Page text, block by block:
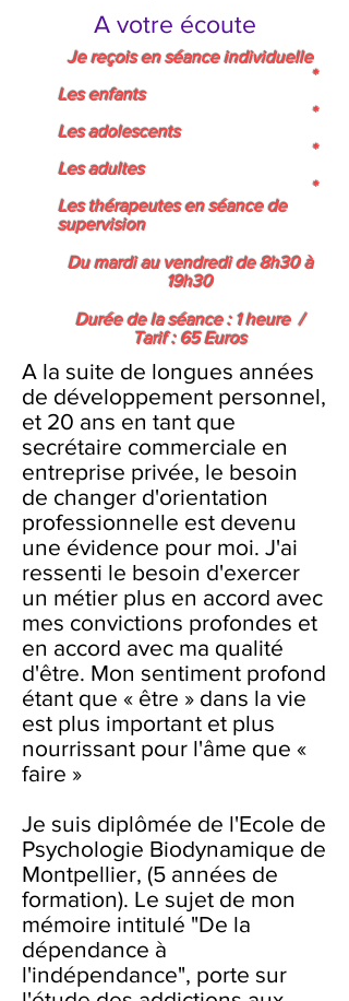
A votre écoute
Je reçois en séance individuelle​
*
Les enfants
*
Les adolescents
*
Les adultes
*
Les thérapeutes en séance de
supervision
Du mardi au vendredi de 8h30 à
19h30
Durée de la séance : 1 heure /
Tarif : 65 Euros
A la suite de longues années
de développement personnel,
et 20 ans en tant que
secrétaire commerciale en
entreprise privée, le besoin
de changer d'orientation
professionnelle est devenu
une évidence pour moi. J'ai
ressenti le besoin d'exercer
un métier plus en accord avec
mes convictions profondes et
en accord avec ma qualité
d'être. Mon sentiment profond
étant que « être » dans la vie
est plus important et plus
nourrissant pour l'âme que «
faire »
Je suis diplômée de l'Ecole de
Psychologie Biodynamique de
Montpellier, (5 années de
formation). Le sujet de mon
mémoire intitulé "De la
dépendance à
l'indépendance", porte sur